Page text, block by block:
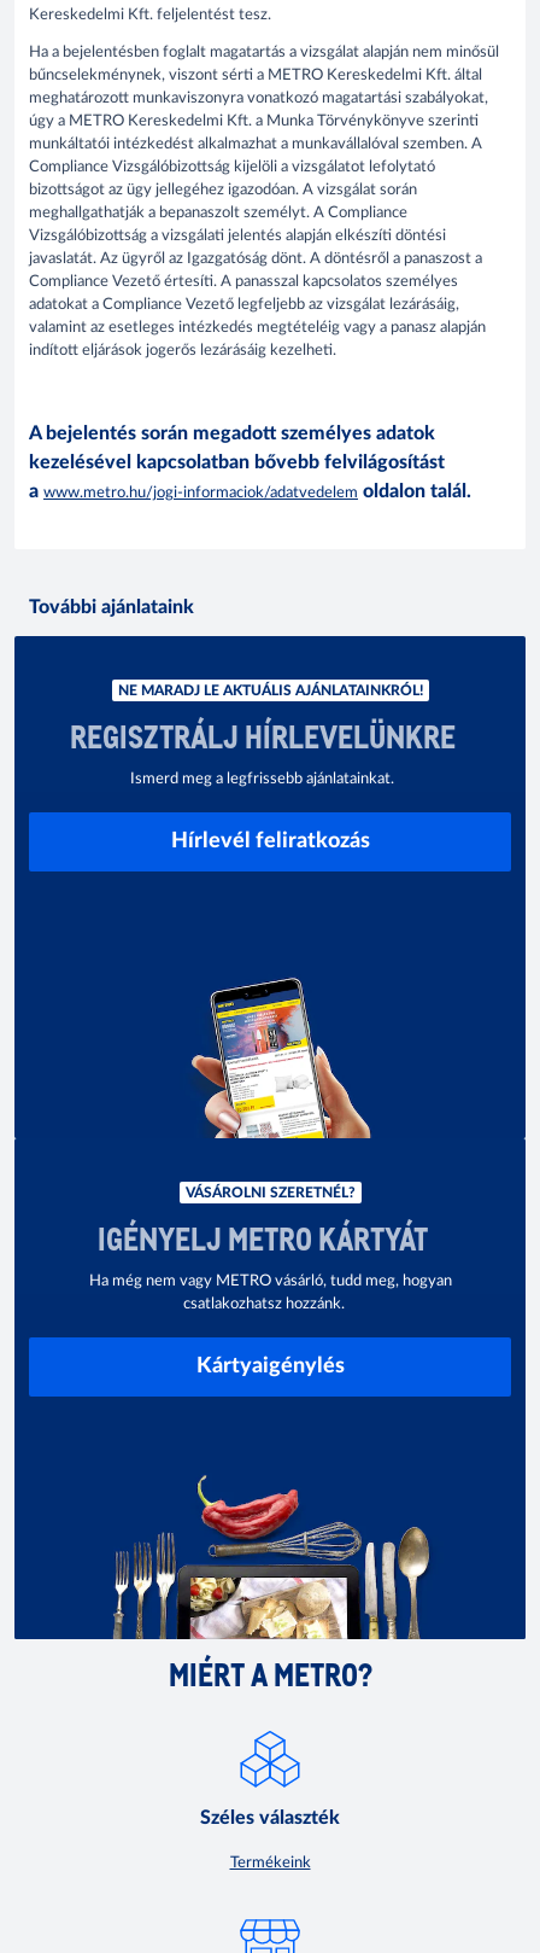
Kereskedelmi Kft. feljelentést tesz.
Ha a bejelentésben foglalt magatartás a vizsgálat alapján nem minősül
bűncselekménynek, viszont sérti a METRO Kereskedelmi Kft. által
meghatározott munkaviszonyra vonatkozó magatartási szabályokat,
úgy a METRO Kereskedelmi Kft. a Munka Törvénykönyve szerinti
munkáltatói intézkedést alkalmazhat a munkavállalóval szemben. A
Compliance Vizsgálóbizottság kijelöli a vizsgálatot lefolytató
bizottságot az ügy jellegéhez igazodóan. A vizsgálat során
meghallgathatják a bepanaszolt személyt. A Compliance
Vizsgálóbizottság a vizsgálati jelentés alapján elkészíti döntési
javaslatát. Az ügyről az Igazgatóság dönt. A döntésről a panaszost a
Compliance Vezető értesíti. A panasszal kapcsolatos személyes
adatokat a Compliance Vezető legfeljebb az vizsgálat lezárásáig,
valamint az esetleges intézkedés megtételéig vagy a panasz alapján
indított eljárások jogerős lezárásáig kezelheti.
A bejelentés során megadott személyes adatok
kezelésével kapcsolatban bővebb felvilágosítást
a www.metro.hu/jogi-informaciok/adatvedelem oldalon talál.
További ajánlataink
NE MARADJ LE AKTUÁLIS AJÁNLATAINKRÓL!
REGISZTRÁLJ HÍRLEVELÜNKRE
Ismerd meg a legfrissebb ajánlatainkat.
Hírlevél feliratkozás
VÁSÁROLNI SZERETNÉL?
IGÉNYELJ METRO KÁRTYÁT
Ha még nem vagy METRO vásárló, tudd meg, hogyan
csatlakozhatsz hozzánk.
Kártyaigénylés
MIÉRT A METRO?
Széles választék
Termékeink